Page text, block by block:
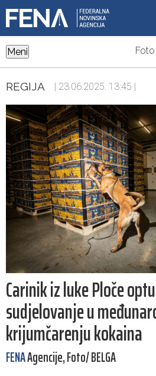
Meni Foto
REGIJA | 23.06.2025. 13:45 |
Carinik iz luke Ploče
sudjelovanje u
krijumčarenju kokaina
FENAAgencije, Foto/ BELGA